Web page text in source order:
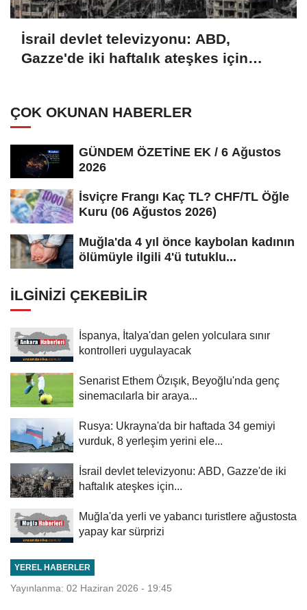
İsrail devlet televizyonu: ABD,
Gazze'de iki haftalık ateşkes için
ÇOK OKUNAN HABERLER
GÜNDEM ÖZETİNE EK / 6 Ağustos
2026
İsviçre Frangı Kaç TL? CHF/TL Öğle
Kuru (06 Ağustos 2026)
Muğla'da 4 yıl önce kaybolan kadının
ölümüyle ilgili 4'ü tutuklu...
İLGINIZI ÇEKEBILIR
İspanya, İtalya'dan gelen yolculara sınır
kontrolleri uygulayacak
Senarist Ethem Özışık, Beyoğlu'nda genç
sinemacılarla bir araya...
Rusya: Ukrayna'da bir haftada 34 gemiyi
vurduk, 8 yerleşim yerini ele...
İsrail devlet televizyonu: ABD, Gazze'de iki
haftalık ateşkes için...
Muğla'da yerli ve yabancı turistlere ağustosta
yapay kar sürprizi
YEREL HABERLER
Yayınlanma: 02 Haziran 2026 - 19:45